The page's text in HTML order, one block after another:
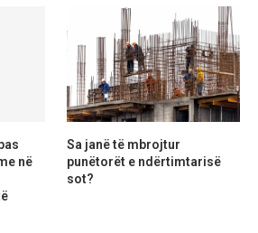
në
Sa janë të mbrojtur
punëtorët e ndërtimtarisë
sot?